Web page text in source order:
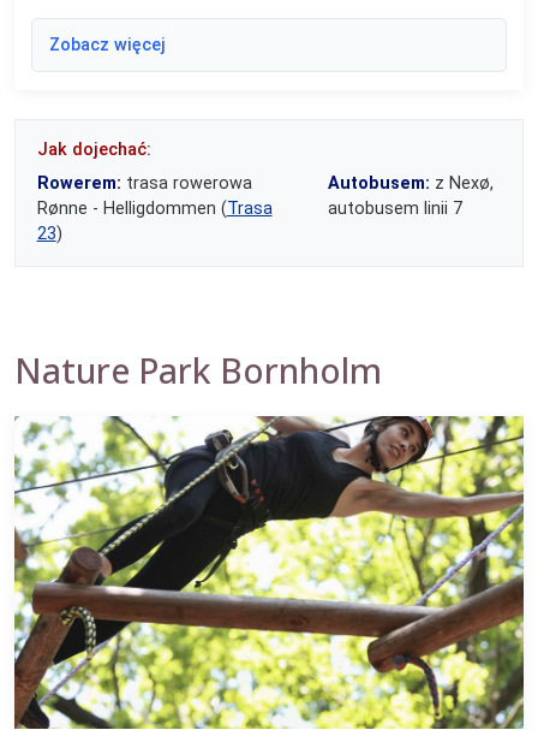
Zobacz więcej
Jak dojechać:
Rowerem: trasa rowerowa
Rønne - Helligdommen (Trasa
23)
Autobusem: z Nexø,
autobusem linii 7
Nature Park Bornholm